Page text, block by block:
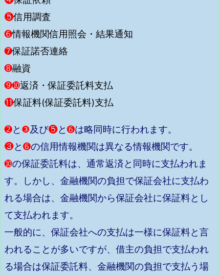
❺信用調査
➏情報機関信用照会・結果通知
➐保証諾否連絡
➑融資
➒➓返済・保証委託料支払
⓫保証料(保証委託料)支払
➋と ❸及び❺と➏は略同時に行われます。
❸と➏の信用情報機関は異なる情報機関です。
➓の保証委託料は、通常返済と同時に支払われま
す。しかし、金融機関の負担で保証会社に支払わ
れる場合は、金融機関から保証会社に保証料とし
て支払われます。
一般的に、保証会社への支払は一様に保証料と言
われることが多いですが、借主の負担で支払われ
る場合は保証委託料、金融機関の負担で支払う場